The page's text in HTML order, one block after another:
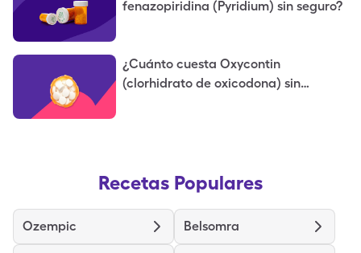
fenazopiridina (Pyridium) sin seguro?
¿Cuánto cuesta Oxycontin
(clorhidrato de oxicodona) sin
Recetas Populares
Ozempic Belsomra